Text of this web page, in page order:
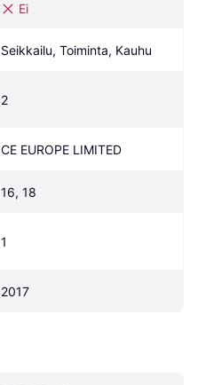
Ei
Seikkailu, Toiminta, Kauhu
2
CE EUROPE LIMITED
16, 18
1
2017